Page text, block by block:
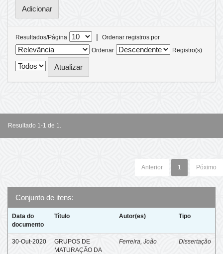
Resultados/Página |
Ordenar registros por
Ordenar
Registro(s)
Resultado 1-1 de 1.
Anterior 1 Póximo
Conjunto de itens:
Data do
documento
Título Autor(es) Tipo
30-Out-2020
GRUPOS DE
MATURAÇÃO DA
Ferreira, João Dissertação